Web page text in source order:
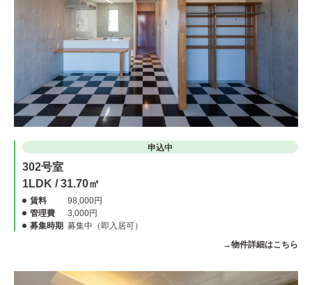
申込中
302号室
1LDK / 31.70㎡
賃料
98,000円
管理費
3,000円
募集時期 募集中（即入居可）
→物件詳細はこちら